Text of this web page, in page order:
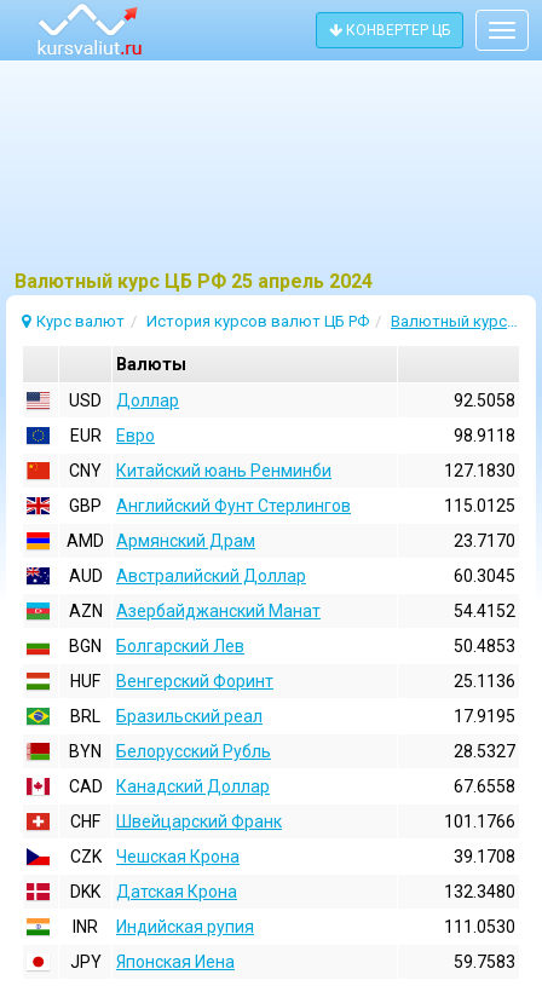
КОНВЕРТЕР ЦБ
Bалютный курс ЦБ РФ 25 апрель 2024
Курс валют История курсов валют ЦБ РФ Валютный курс 25 Апрель 2024
Валюты
USD
Доллар
92.5058
EUR
Евро
98.9118
CNY
Китайский юань Ренминби
127.1830
GBP
Английский Фунт Стерлингов
115.0125
AMD
Армянский Драм
23.7170
AUD
Австралийский Доллар
60.3045
AZN
Азербайджанский Манат
54.4152
BGN
Болгарский Лев
50.4853
HUF
Венгерский Форинт
25.1136
BRL
Бразильский реал
17.9195
BYN
Белорусский Рубль
28.5327
CAD
Канадский Доллар
67.6558
CHF
Швейцарский Франк
101.1766
CZK
Чешская Крона
39.1708
DKK
Датская Крона
132.3480
INR
Индийская pупия
111.0530
JPY
Японская Иена
59.7583